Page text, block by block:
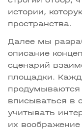
истории,
пространства.
Далее мы
описание
сценарий
площадки.
продумываются
вписываться в
учитывать
их воображение